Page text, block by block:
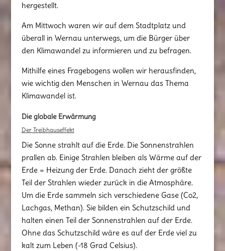
hergestellt.
Am Mittwoch waren wir auf dem Stadtplatz und
überall in Wernau unterwegs, um die Bürger über
den Klimawandel zu informieren und zu befragen.
Mithilfe eines Fragebogens wollen wir herausfinden,
wie wichtig den Menschen in Wernau das Thema
Klimawandel ist.
Die globale Erwärmung
Der Treibhauseffekt
Die Sonne strahlt auf die Erde. Die Sonnenstrahlen
prallen ab. Einige Strahlen bleiben als Wärme auf der
Erde = Heizung der Erde. Danach zieht der größte
Teil der Strahlen wieder zurück in die Atmosphäre.
Um die Erde sammeln sich verschiedene Gase (Co2,
Lachgas, Methan). Sie bilden ein Schutzschild und
halten einen Teil der Sonnenstrahlen auf der Erde.
Ohne das Schutzschild wäre es auf der Erde viel zu
kalt zum Leben (-18 Grad Celsius).